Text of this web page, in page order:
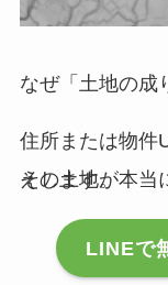
なぜ「土地の成
住所または物件
その土地が本当に安心かどうかをレポートでお伝えします。
LINEで